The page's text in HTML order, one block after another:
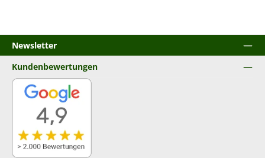
Newsletter
Kundenbewertungen